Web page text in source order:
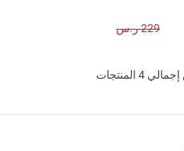
229 ر.س